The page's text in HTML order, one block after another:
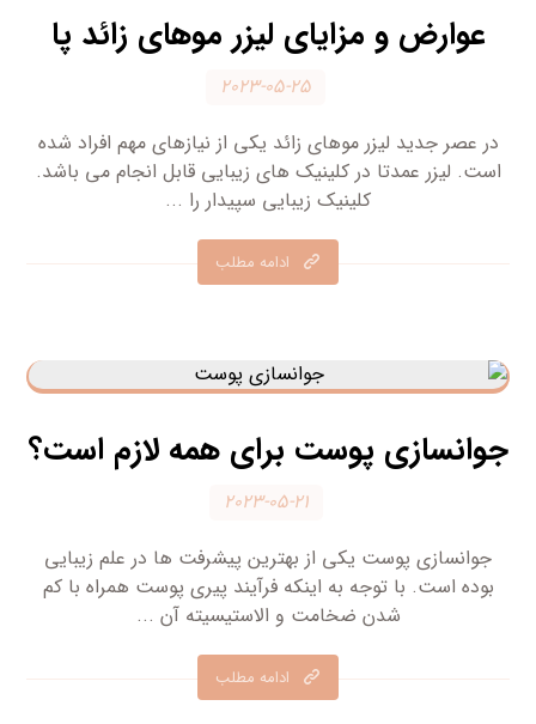
عوارض و مزایای لیزر موهای زائد پا
۲۰۲۳-۰۵-۲۵
در عصر جدید لیزر موهای زائد یکی از نیازهای مهم افراد شده
است. لیزر عمدتا در کلینیک های زیبایی قابل انجام می باشد.
کلینیک زیبایی سپیدار را ...
ادامه مطلب
جوانسازی پوست برای همه لازم است؟
۲۰۲۳-۰۵-۲۱
جوانسازی پوست یکی از بهترین پیشرفت ها در علم زیبایی
بوده است. با توجه به اینکه فرآیند پیری پوست همراه با کم
شدن ضخامت و الاستیسیته آن ...
ادامه مطلب